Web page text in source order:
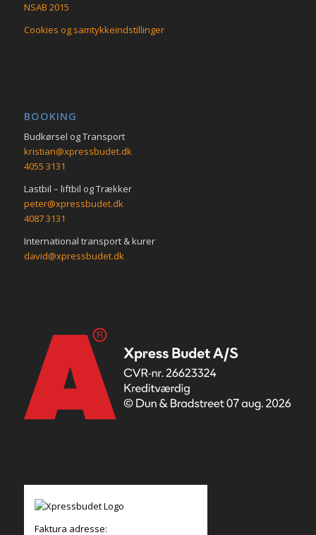
NSAB 2015
Cookies og samtykkeindstillinger
BOOKING
Budkørsel og Transport
kristian@xpressbudet.dk
4055 3131
Lastbil – liftbil og Trækker
peter@xpressbudet.dk
4087 3131
International transport & kurer
david@xpressbudet.dk
Faktura adresse: